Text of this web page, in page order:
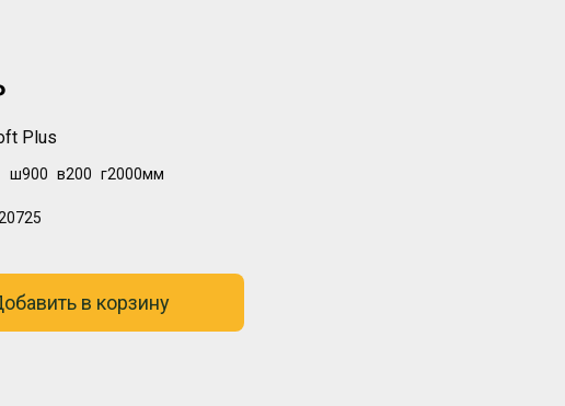
Plus
ш900 в200 г2000мм
в корзину